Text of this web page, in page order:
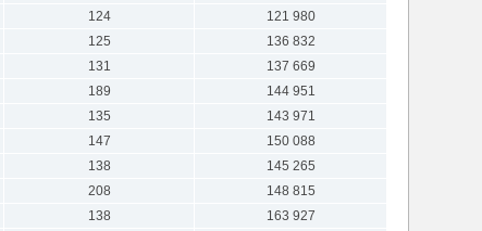
124
121 980
125
136 832
131
137 669
189
144 951
135
143 971
147
150 088
138
145 265
208
148 815
138
163 927